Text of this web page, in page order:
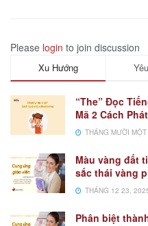
Please login to join discussion
Xu Hướng
“The” Đọc
Mã 2 Cách
THÁNG MƯỜI
Màu vàng đất
sắc thái vàng
THÁNG 12 23,
Phân biệt